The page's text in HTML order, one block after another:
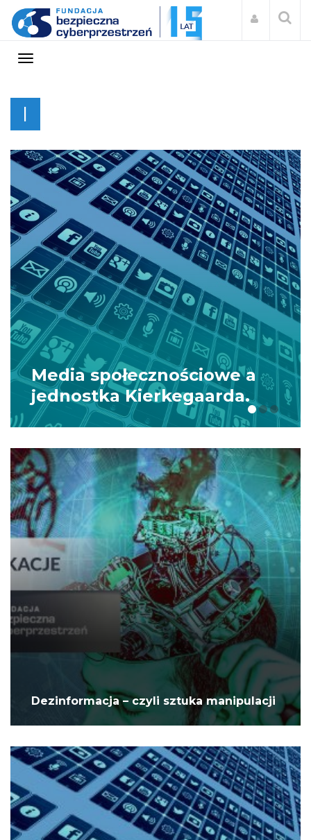
I
Propaganda i
dezinformacja rosyjskich i
prorosyjskich ośrodków
medialnych w polskiej
przestrzeni informacyjnej
Dezinformacja – czyli sztuka manipulacji